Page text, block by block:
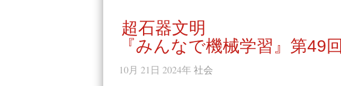
超石器文明
『みんなで機械学習』第49回
10月 21日 2024年 社会